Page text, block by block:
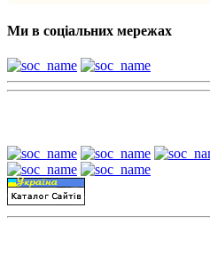
Ми в соціальних мережах